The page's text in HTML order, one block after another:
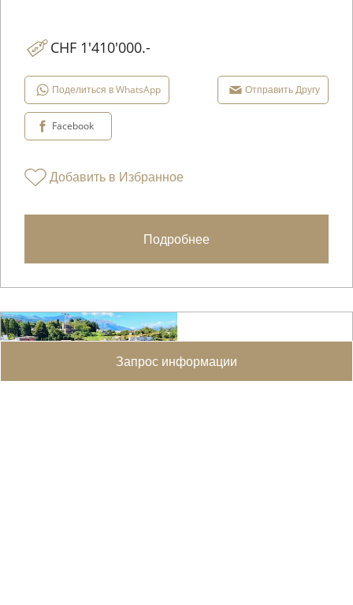
CHF 1'410'000.-
Поделиться в WhatsApp Отправить Другу
Facebook
Добавить в Избранное
Подробнее
Запрос информации